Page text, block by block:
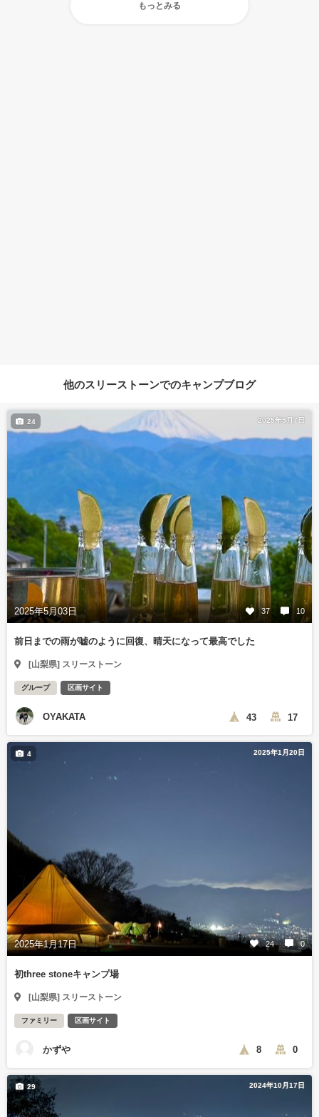
もっとみる
他のスリーストーンでのキャンプブログ
2025年5月7日
2025年5月03日 37 10
24
前日までの雨が嘘のように回復、晴天になって最高でした
[山梨県] スリーストーン
グループ 区画サイト
OYAKATA 43 17
2025年1月20日
2025年1月17日 24 0
4
初three stoneキャンプ場
[山梨県] スリーストーン
ファミリー 区画サイト
かずや 8 0
2024年10月17日
29